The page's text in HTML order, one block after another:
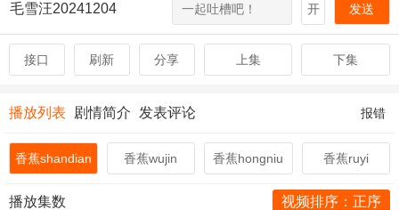
毛雪汪20241204 开 发送
接口 刷新 分享 上集 下集
播放列表 剧情简介 发表评论 报错
香蕉shandian 香蕉wujin 香蕉hongniu 香蕉ruyi
播放集数 视频排序：正序